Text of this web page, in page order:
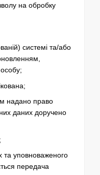
на обробку
системі та/або
надано право
даних доручено
та уповноваженого
передача